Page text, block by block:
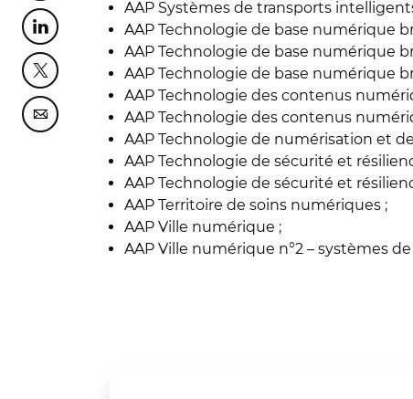
Partager cette page sur Linkedin
Partager cette page sur Twitter
Partager cette page sur Courriel
AAP Systèmes de transports
AAP Technologie de base numérique
AAP Technologie de base numérique
AAP Technologie de base numérique
AAP Technologie des contenus
AAP Technologie des contenus
AAP Technologie de numérisation et
AAP Technologie de sécurité et
AAP Technologie de sécurité et
AAP Territoire de soins numériques ;
AAP Ville numérique ;
AAP Ville numérique n°2 – systèmes